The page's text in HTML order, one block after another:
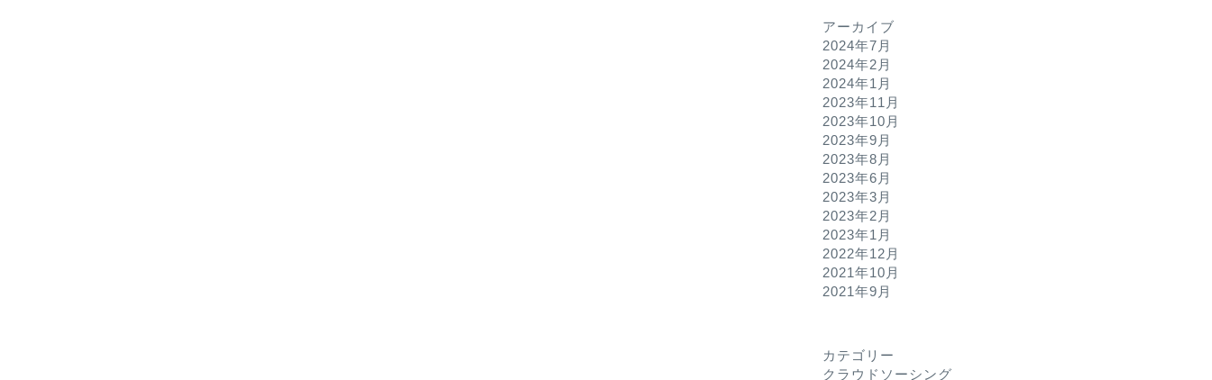
アーカイブ
2024年7月
2024年2月
2024年1月
2023年11月
2023年10月
2023年9月
2023年8月
2023年6月
2023年3月
2023年2月
2023年1月
2022年12月
2021年10月
2021年9月
カテゴリー
クラウドソーシング